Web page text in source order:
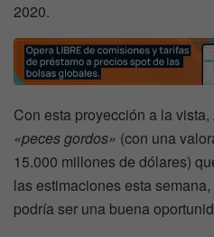
2020.
Con esta proyección a la
«peces gordos» (con una
15.000 millones de dólares)
las estimaciones esta
podría ser una buena